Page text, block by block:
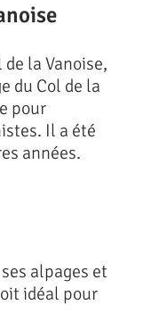
la Vanoise,
du Col de la
pour
Il a été
années.
alpages et
idéal pour